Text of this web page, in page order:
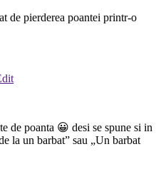
de pierderea poantei printr-o
de poanta 😀 desi se spune si in
la un barbat” sau „Un barbat